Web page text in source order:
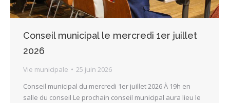
Conseil municipal le mercredi 1er juillet
2026
Vie municipale
25 juin 2026
Conseil municipal du mercredi 1er juillet 2026 À 19h en
salle du conseil Le prochain conseil municipal aura lieu le